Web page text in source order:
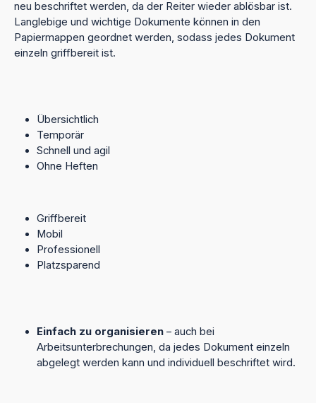
orange 12 40 90/04, wiederverwendbar- 1
Allstoffschreiber 90 00 20- 1 Löschset 90 00 33 zur
Reinigung der Beschriftungsläufer- 1 Farbkarte für Ihren
individuellen Aktenplan 90 00 06- inkl. Anleitung
neu beschriftet werden, da der Reiter wieder ablösbar ist.
Langlebige und wichtige Dokumente können in den
Papiermappen geordnet werden, sodass jedes Dokument
einzeln griffbereit ist.
Übersichtlich
Temporär
Schnell und agil
Ohne Heften
Griffbereit
Mobil
Professionell
Platzsparend
Einfach zu organisieren – auch bei
Arbeitsunterbrechungen, da jedes Dokument einzeln
abgelegt werden kann und individuell beschriftet wird.